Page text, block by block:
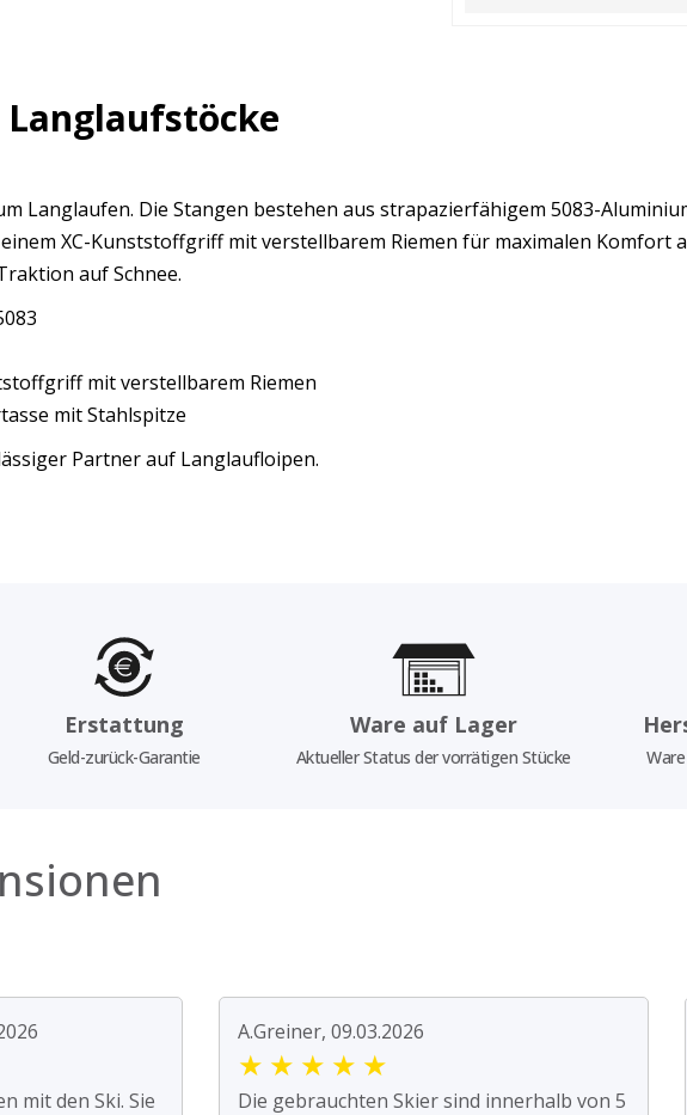
Langlaufstöcke
Langlaufen. Die Stangen bestehen aus strapazierfähigem 5083-
XC-Kunststoffgriff mit verstellbarem Riemen für maximalen Komfort
auf Schnee.
mit verstellbarem Riemen
mit Stahlspitze
Partner auf Langlaufloipen.
Erstattung
Geld-zurück-Garantie
Ware auf Lager
Aktueller Status der vorrätigen Stücke
mit den Ski. Sie
A.Greiner, 09.03.2026
★ ★ ★ ★ ★
Die gebrauchten Skier sind innerhalb von 5